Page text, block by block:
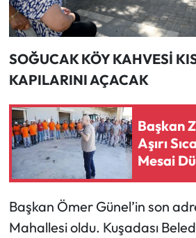
SOĞUCAK KÖY KAHVESİ
KAPILARINI AÇACAK
Başkan
Aşırı
Mesai
Başkan Ömer Günel’in son
Mahallesi oldu. Kuşadası